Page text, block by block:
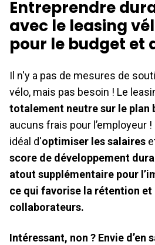
Entreprendre
avec le leasing
pour le budget et
Il n'y a pas de mesures de
vélo, mais pas besoin ! Le
totalement neutre sur le plan
aucuns frais pour l’employeur
idéal d'optimiser les salaires
score de développement
atout supplémentaire pour
ce qui favorise la rétention et
collaborateurs.
Intéressant, non ? Envie d’en